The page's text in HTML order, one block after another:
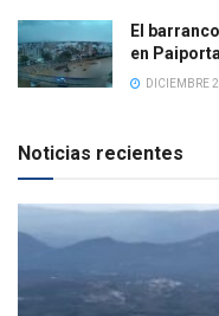
El
en Paiporta
DICIEMBRE
Noticias recientes